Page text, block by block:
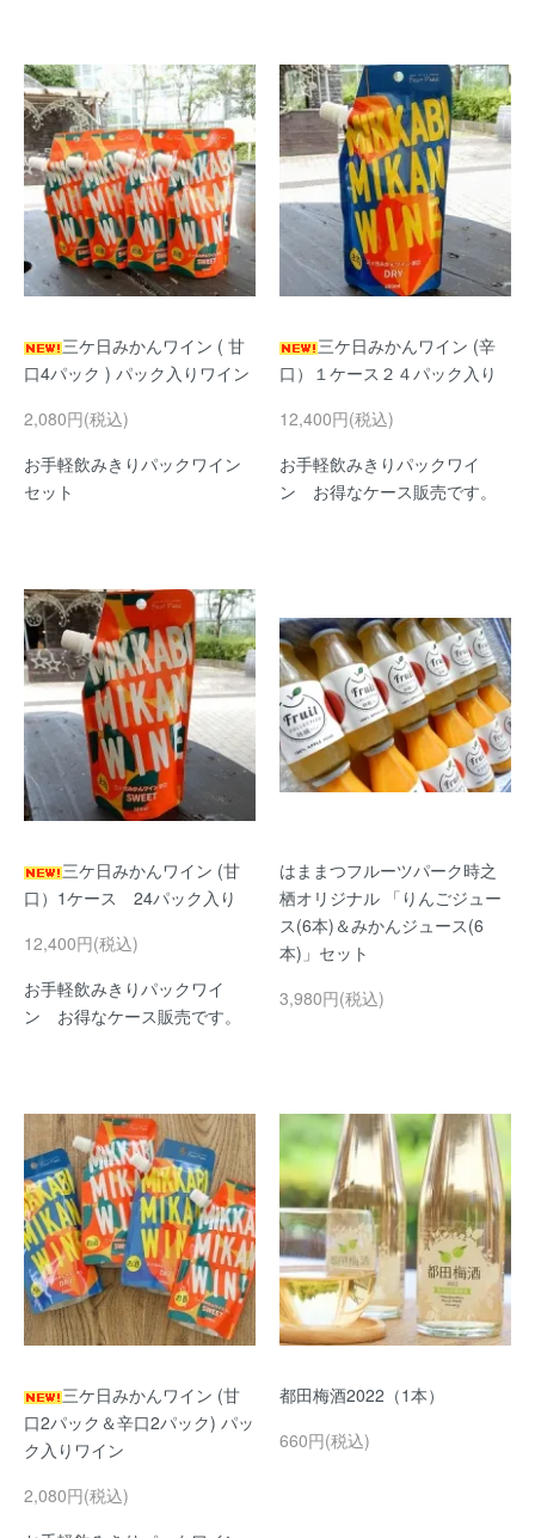
三ケ日みかんワイン ( 甘
口4パック ) パック入りワイン
2,080円(税込)
お手軽飲みきりパックワイン
セット
三ケ日みかんワイン (辛
口）１ケース２４パック入り
12,400円(税込)
お手軽飲みきりパックワイ
ン お得なケース販売です。
三ケ日みかんワイン (甘
口）1ケース 24パック入り
12,400円(税込)
お手軽飲みきりパックワイ
ン お得なケース販売です。
はままつフルーツパーク時之
栖オリジナル 「りんごジュー
ス(6本)＆みかんジュース(6
本)」セット
3,980円(税込)
三ケ日みかんワイン (甘
口2パック＆辛口2パック) パッ
ク入りワイン
2,080円(税込)
都田梅酒2022（1本）
660円(税込)